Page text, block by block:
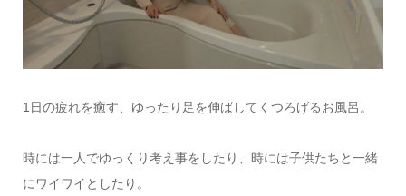
1日の疲れを癒す、ゆったり足を伸ばしてくつろげるお風呂。
時には一人でゆっくり考え事をしたり、時には子供たちと一緒
にワイワイとしたり。